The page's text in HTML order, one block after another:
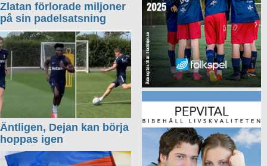
Zlatan förlorade miljoner
på sin padelsatsning
Äntligen, Dejan kan börja
hoppas igen